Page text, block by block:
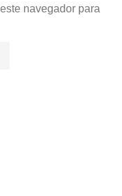
navegador para